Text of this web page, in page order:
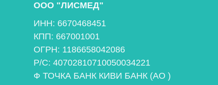
ООО "ЛИСМЕД"
ИНН: 6670468451
КПП: 667001001
ОГРН: 1186658042086
Р/С: 40702810710050034221
Ф ТОЧКА БАНК КИВИ БАНК (АО )